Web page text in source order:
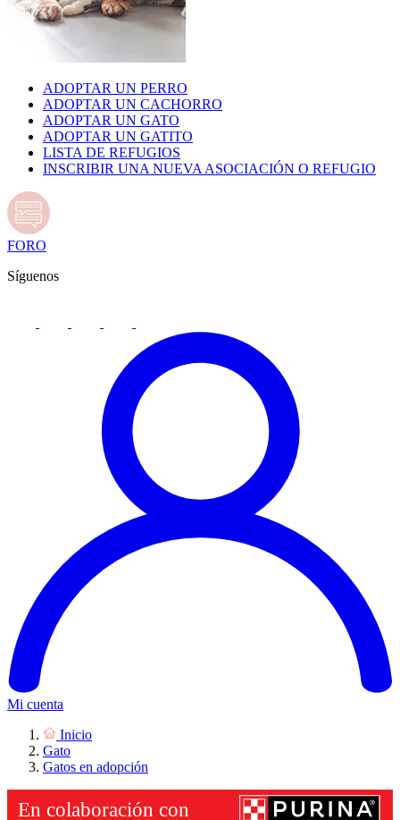
ADOPTAR UN PERRO
ADOPTAR UN CACHORRO
ADOPTAR UN GATO
ADOPTAR UN GATITO
LISTA DE REFUGIOS
INSCRIBIR UNA NUEVA ASOCIACIÓN O REFUGIO
FORO
Síguenos
Mi cuenta
Inicio
Gato
Gatos en adopción